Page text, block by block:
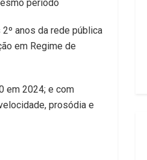
período
anos da rede pública
em Regime de
em 2024; e com
prosódia e